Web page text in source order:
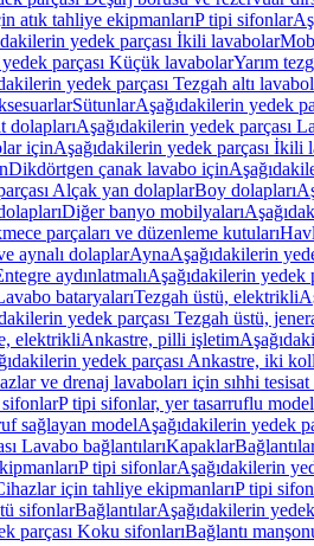
atık tahliye ekipmanlarıP tipi sifonlar
yedek parçası İkili lavabolar
parçası Küçük lavabolarYarım
yedek parçası Tezgah altı
SütunlarAşağıdakilerin yedek
dolaplarıAşağıdakilerin yedek parçası
içinAşağıdakilerin yedek parçası İkili
Dikdörtgen çanak lavabo için
Alçak yan dolaplarBoy dolapları
Diğer banyo mobilyaları
parçaları ve düzenleme kutuları
aynalı dolaplarAynaAşağıdakilerin
aydınlatmalıAşağıdakilerin yedek
bataryalarıTezgah üstü, elektrikli
yedek parçası Tezgah üstü,
elektrikliAnkastre, pilli işletim
yedek parçası Ankastre, iki
ve drenaj lavaboları için sıhhi tesisat
sifonlarP tipi sifonlar, yer tasarruflu model
sağlayan modelAşağıdakilerin yedek
Lavabo bağlantılarıKapaklar
P tipi sifonlarAşağıdakilerin
için tahliye ekipmanlarıP tipi
sifonlarBağlantılarAşağıdakilerin
parçası Koku sifonlarıBağlantı